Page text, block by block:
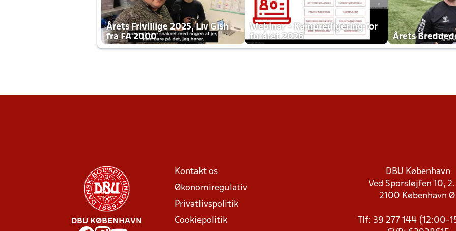
Årets Frivillige 2025, Liv Gish
fra FA 2000
Webinar - Kampredigering for
foråret 2026
Årets
DBU KØBENHAVN
Kontakt os
Økonomiregulativ
Privatlivspolitik
Cookiepolitik
DBU København
Ved Sporsløjfen 10,
2100 København
Tlf: 39 277 144 (12:00-